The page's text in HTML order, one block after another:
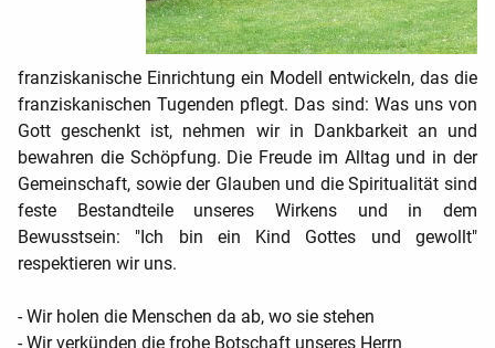
franziskanische Einrichtung ein Modell entwickeln, das die
franziskanischen Tugenden pflegt. Das sind: Was uns von
Gott geschenkt ist, nehmen wir in Dankbarkeit an und
bewahren die Schöpfung. Die Freude im Alltag und in der
Gemeinschaft, sowie der Glauben und die Spiritualität sind
feste Bestandteile unseres Wirkens und in dem
Bewusstsein: "Ich bin ein Kind Gottes und gewollt"
respektieren wir uns.
- Wir holen die Menschen da ab, wo sie stehen
- Wir verkünden die frohe Botschaft unseres Herrn